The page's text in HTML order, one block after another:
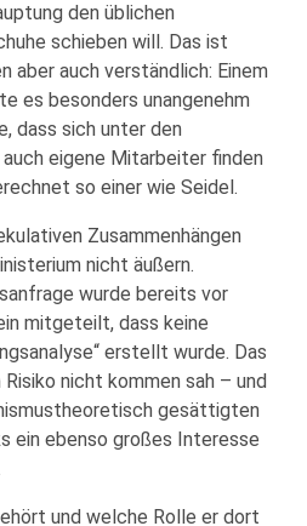
den üblichen
schieben will. Das ist
aber auch verständlich: Einem
es besonders unangenehm
dass sich unter den
eigene Mitarbeiter finden
so einer wie Seidel.
Zusammenhängen
nicht äußern.
wurde bereits vor
mitgeteilt, dass keine
erstellt wurde. Das
nicht kommen sah – und
gesättigten
ein ebenso großes Interesse
und welche Rolle er dort